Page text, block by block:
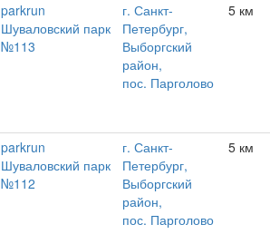
parkrun
Шуваловский парк
№113
г. Санкт-
Петербург,
Выборгский
район,
пос. Парголово
5 км
parkrun
Шуваловский парк
№112
г. Санкт-
Петербург,
Выборгский
район,
пос. Парголово
5 км